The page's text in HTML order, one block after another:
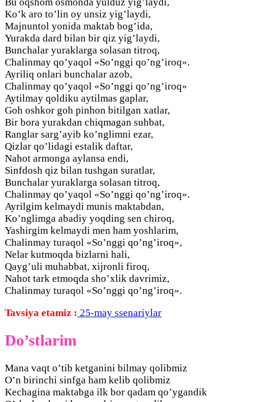
Ko’k aro to’lin oy unsiz yig’laydi,
Majnuntol yonida maktab bog’ida,
Yurakda dard bilan bir qiz yig’laydi,
Bunchalar yuraklarga solasan titroq,
Chalinmay qo’yaqol «So’nggi qo’ng’iroq».
Ayriliq onlari bunchalar azob,
Chalinmay qo’yaqol «So’nggi qo’ng’iroq»
Aytilmay qoldiku aytilmas gaplar,
Goh oshkor goh pinhon bitilgan xatlar,
Bir bora yurakdan chiqmagan suhbat,
Ranglar sarg’ayib ko’nglimni ezar,
Qizlar qo’lidagi estalik daftar,
Nahot armonga aylansa endi,
Sinfdosh qiz bilan tushgan suratlar,
Bunchalar yuraklarga solasan titroq,
Chalinmay qo’yaqol «So’nggi qo’ng’iroq».
Ayrilgim kelmaydi munis maktabdan,
Ko’nglimga abadiy yoqding sen chiroq,
Yashirgim kelmaydi men ham yoshlarim,
Chalinmay turaqol «So’nggi qo’ng’iroq»,
Nelar kutmoqda bizlarni hali,
Qayg’uli muhabbat, xijronli firoq,
Nahot tark etmoqda sho’xlik davrimiz,
Chalinmay turaqol «So’nggi qo’ng’iroq».
Tavsiya etamiz : 25-may ssenariylar
Do’stlarim
Mana vaqt o’tib ketganini bilmay qolibmiz
O’n birinchi sinfga ham kelib qolibmiz
Kechagina maktabga ilk bor qadam qo’ygandik